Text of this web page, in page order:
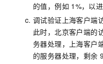
的值，例如 1%，以进
调试验证上海客户端
此时，北京客户端的
务器处理，上海客户
的服务器处理，剩余